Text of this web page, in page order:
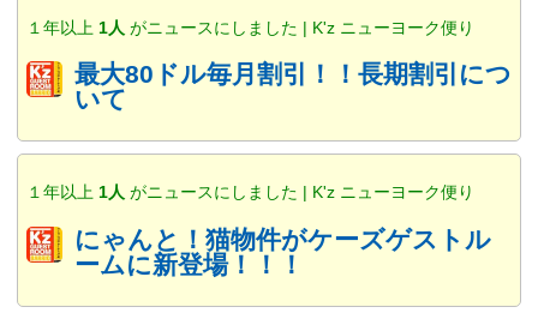
１年以上 1人 がニュースにしました | K'z ニューヨーク便り
最大80ドル毎月割引！！長期割引につ
いて
１年以上 1人 がニュースにしました | K'z ニューヨーク便り
にゃんと！猫物件がケーズゲストル
ームに新登場！！！